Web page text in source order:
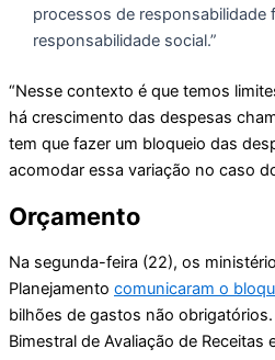
processos de responsabilidade
responsabilidade social.”
“Nesse contexto é que temos
há crescimento das despesas
tem que fazer um bloqueio das
acomodar essa variação no caso
Orçamento
Na segunda-feira (22), os
Planejamento comunicaram o
bilhões de gastos não
Bimestral de Avaliação de Receitas